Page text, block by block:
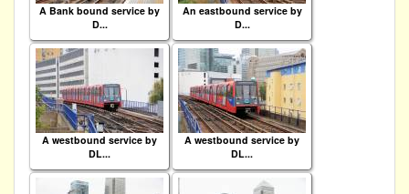
A Bank bound service by
D...
An eastbound service by
D...
A westbound service by
DL...
A westbound service by
DL...